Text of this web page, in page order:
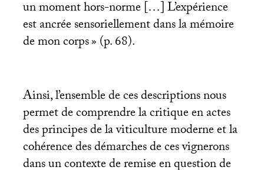
un moment hors-norme […] L’expérience
est ancrée sensoriellement dans la mémoire
de mon corps» (p. 68).
Ainsi, l’ensemble de ces descriptions nous
permet de comprendre la critique en actes
des principes de la viticulture moderne et la
cohérence des démarches de ces vignerons
dans un contexte de remise en question de